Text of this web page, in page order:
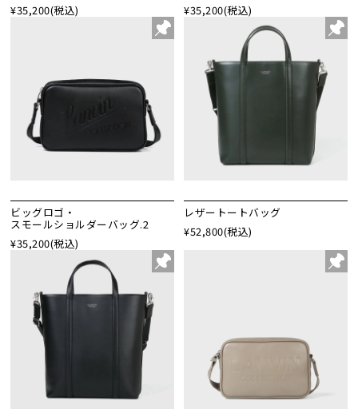
¥35,200(税込)
¥35,200(税込)
ビッグロゴ・
スモールショルダーバッグ.2
¥35,200(税込)
レザートートバッグ
¥52,800(税込)